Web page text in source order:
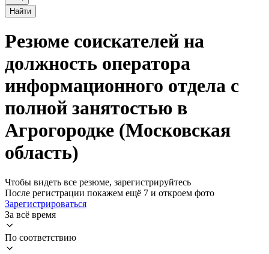
Найти
Резюме соискателей на
должность оператора
информационного отдела с
полной занятостью в
Агрогородке (Московская
область)
Чтобы видеть все резюме, зарегистрируйтесь
После регистрации покажем ещё 7 и откроем фото
Зарегистрироваться
За всё время
По соответствию